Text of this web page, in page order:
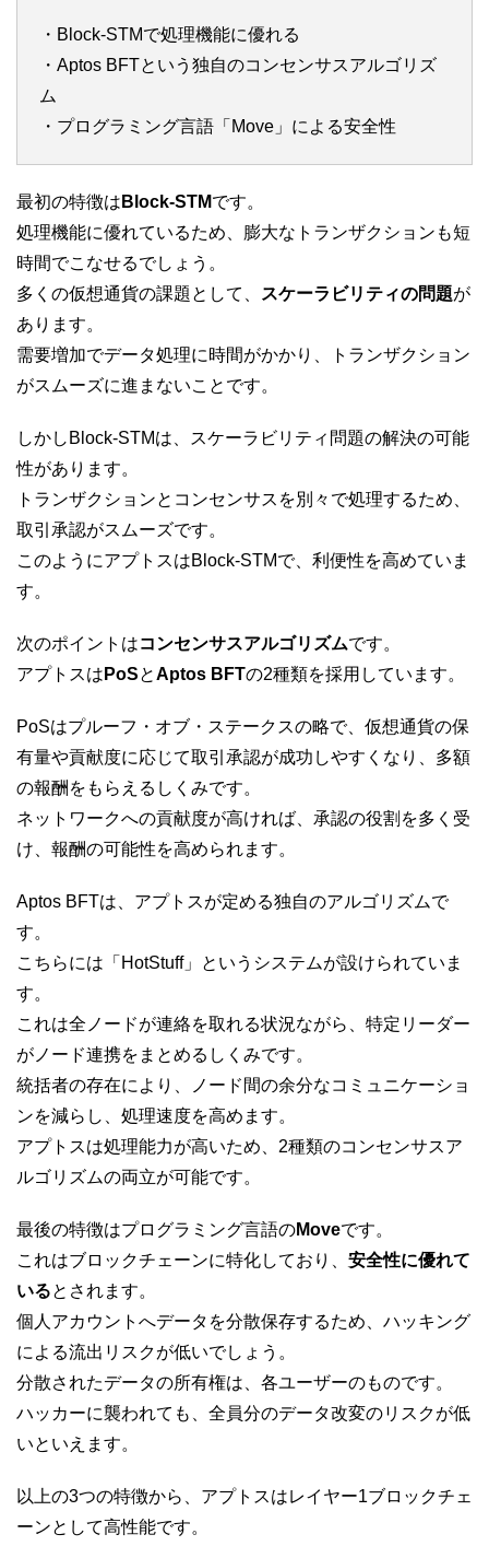
・Block-STMで処理機能に優れる
・Aptos BFTという独自のコンセンサスアルゴリズ
ム
・プログラミング言語「Move」による安全性
最初の特徴は Block-STMです。
処理機能に優れているため、膨大なトランザクションも短
時間でこなせるでしょう。
多くの仮想通貨の課題として、
スケーラビリティの問題が
あります。
需要増加でデータ処理に時間がかかり、トランザクション
がスムーズに進まないことです。
しかしBlock-STMは、スケーラビリティ問題の解決の可能
性があります。
トランザクションとコンセンサスを別々で処理するため、
取引承認がスムーズです。
このようにアプトスはBlock-STMで、利便性を高めていま
す。
次のポイントはコンセンサスアルゴリズムです。
アプトスは PoSとAptos BFTの2種類を採用しています。
PoSはプルーフ・オブ・ステークスの略で、仮想通貨の保
有量や貢献度に応じて取引承認が成功しやすくなり、多額
の報酬をもらえるしくみです。
ネットワークへの貢献度が高ければ、承認の役割を多く受
け、報酬の可能性を高められます。
Aptos BFTは、アプトスが定める独自のアルゴリズムで
す。
こちらには「HotStuff」というシステムが設けられていま
す。
これは全ノードが連絡を取れる状況ながら、特定リーダー
がノード連携をまとめるしくみです。
統括者の存在により、ノード間の余分なコミュニケーショ
ンを減らし、処理速度を高めます。
アプトスは処理能力が高いため、2種類のコンセンサスア
ルゴリズムの両立が可能です。
最後の特徴はプログラミング言語のMoveです。
これはブロックチェーンに特化しており、 安全性に優れて
いるとされます。
個人アカウントへデータを分散保存するため、ハッキング
による流出リスクが低いでしょう。
分散されたデータの所有権は、各ユーザーのものです。
ハッカーに襲われても、全員分のデータ改変のリスクが低
いといえます。
以上の3つの特徴から、アプトスはレイヤー1ブロックチェ
ーンとして高性能です。